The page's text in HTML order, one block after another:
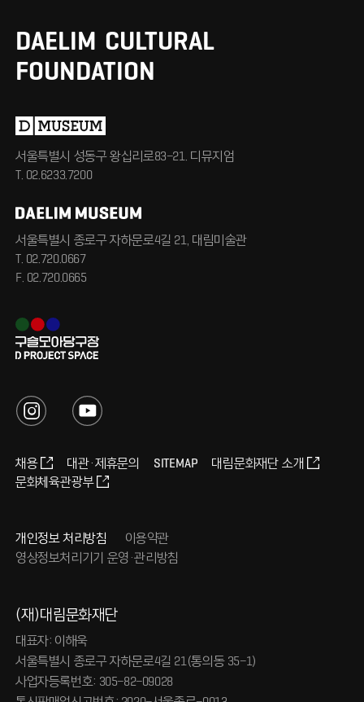
DAELIM CULTURAL
FOUNDATION
서울특별시 성동구 왕십리로83-21. 디뮤지엄
T. 02.6233.7200
서울특별시 종로구 자하문로4길 21, 대림미술관
T. 02.720.0667
F. 02.720.0665
채용 대관·제휴문의 SITEMAP
대림문화재단 소개
문화체육관광부
개인정보 처리방침
이용약관
영상정보처리기기 운영·관리방침
(재)대림문화재단
대표자: 이해욱
서울특별시 종로구 자하문로4길 21(통의동 35-1)
사업자등록번호: 305-82-09028